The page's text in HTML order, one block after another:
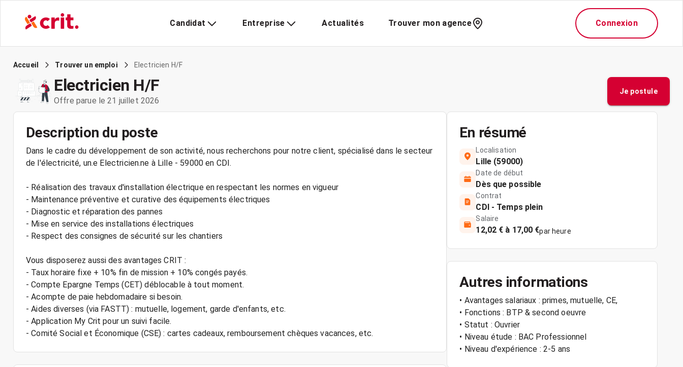
Candidat Entreprise Actualités Trouver mon agence Connexion
Accueil Trouver un emploi Electricien H/F
Electricien H/F
Offre parue le 21 juillet 2026
Je postule
Description du poste
Dans le cadre du développement de son activité, nous recherchons pour notre client, spécialisé dans le secteur
de l'électricité, un.e Electricien.ne à Lille - 59000 en CDI.
- Réalisation des travaux d'installation électrique en respectant les normes en vigueur
- Maintenance préventive et curative des équipements électriques
- Diagnostic et réparation des pannes
- Mise en service des installations électriques
- Respect des consignes de sécurité sur les chantiers
Vous disposerez aussi des avantages CRIT :
- Taux horaire fixe + 10% fin de mission + 10% congés payés.
- Compte Epargne Temps (CET) déblocable à tout moment.
- Acompte de paie hebdomadaire si besoin.
- Aides diverses (via FASTT) : mutuelle, logement, garde d'enfants, etc.
- Application My Crit pour un suivi facile.
En résumé
Localisation
Lille (59000)
Date de début
Dès que possible
Contrat
CDI - Temps plein
Salaire
12,02 € à 17,00 €par heure
Autres informations
• Avantages salariaux : primes, mutuelle, CE,
• Fonctions : BTP & second oeuvre
• Statut : Ouvrier
• Niveau étude : BAC Professionnel
• Niveau d'expérience : 2-5 ans